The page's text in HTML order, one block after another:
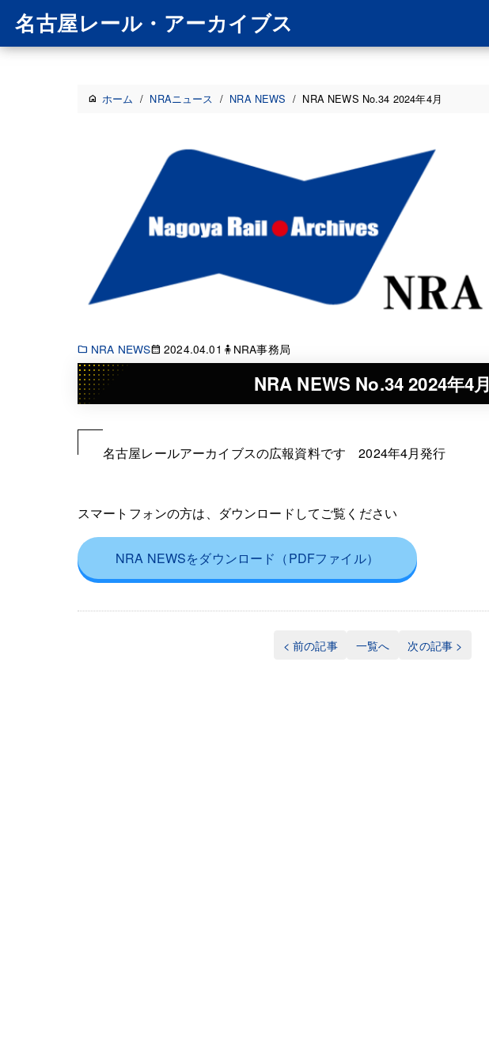
名古屋レール・アーカイブス
ホーム / NRAニュース / NRA NEWS / NRA NEWS No.34 2024年4月
NRA NEWS 2024.04.01 🧍NRA事務局
NRA NEWS No.34 2024年4月
名古屋レールアーカイブスの広報資料です 2024年4月発行
スマートフォンの方は、ダウンロードしてご覧ください
NRA NEWSをダウンロード（PDFファイル）
< 前の記事 一覧へ 次の記事 >